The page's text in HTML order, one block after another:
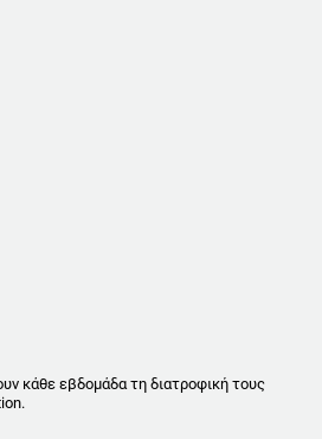
κάθε εβδομάδα τη διατροφική τους